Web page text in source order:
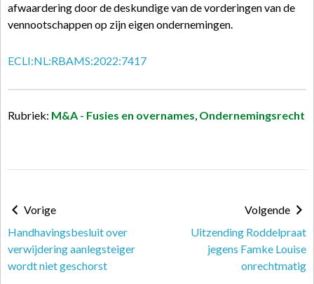
afwaardering door de deskundige van de vorderingen van de
vennootschappen op zijn eigen ondernemingen.
ECLI:NL:RBAMS:2022:7417
Rubriek: M&A - Fusies en overnames, Ondernemingsrecht
Vorige
Handhavingsbesluit over
verwijdering aanlegsteiger
wordt niet geschorst
Volgende
Uitzending Roddelpraat
jegens Famke Louise
onrechtmatig